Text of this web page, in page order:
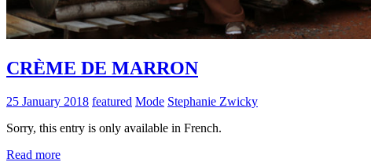
CRÈME DE MARRON
25 January 2018 featured Mode Stephanie Zwicky
Sorry, this entry is only available in French.
Read more